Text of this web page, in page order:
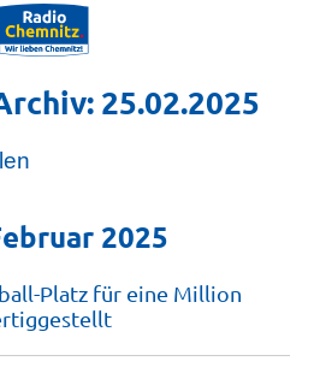
25.02.2025
2025
Platz für eine Million